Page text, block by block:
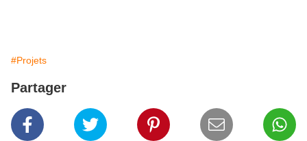
#Projets
Partager